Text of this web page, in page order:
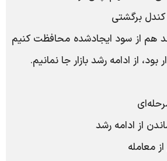
برگشتی
هم از سود ایجادشده محافظت کنیم
بود، از ادامه رشد بازار جا نمانیم.
از ادامه رشد
معامله